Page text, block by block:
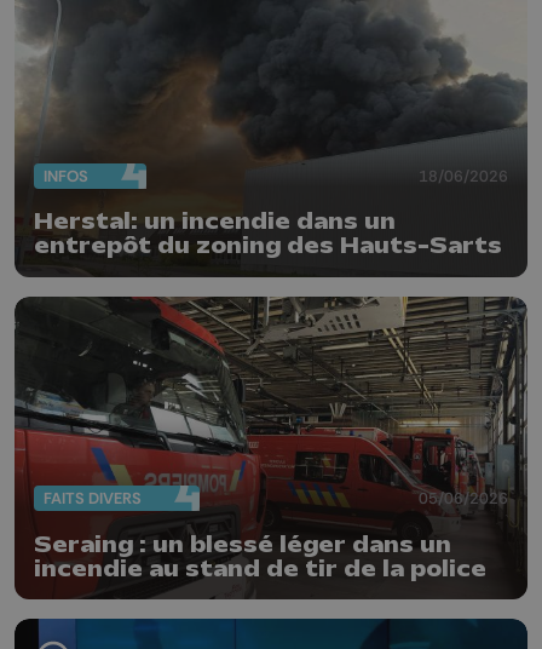
INFOS 18/06/2026
Herstal: un incendie dans un
entrepôt du zoning des Hauts-Sarts
FAITS DIVERS 05/06/2026
Seraing : un blessé léger dans un
incendie au stand de tir de la police